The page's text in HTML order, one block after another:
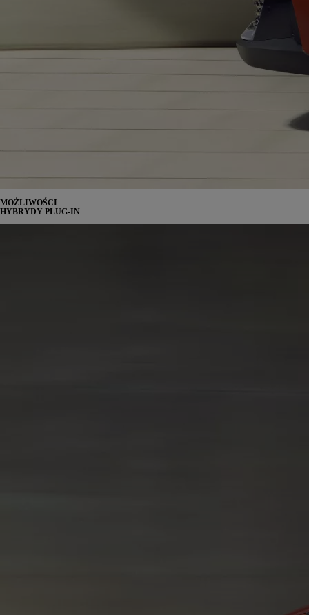
MOŻLIWOŚCI
HYBRYDY PLUG-IN